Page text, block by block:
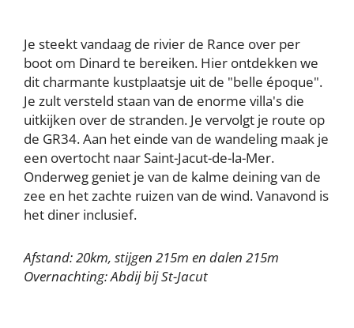
Je steekt vandaag de rivier de Rance over per
boot om Dinard te bereiken. Hier ontdekken we
dit charmante kustplaatsje uit de "belle époque".
Je zult versteld staan van de enorme villa's die
uitkijken over de stranden. Je vervolgt je route op
de GR34. Aan het einde van de wandeling maak je
een overtocht naar Saint-Jacut-de-la-Mer.
Onderweg geniet je van de kalme deining van de
zee en het zachte ruizen van de wind. Vanavond is
het diner inclusief.
Afstand: 20km, stijgen 215m en dalen 215m
Overnachting: Abdij bij St-Jacut